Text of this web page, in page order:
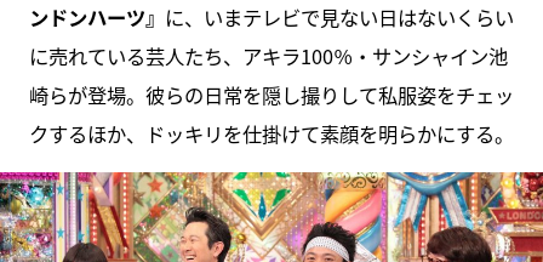
ンドンハーツ』 に、いまテレビで見ない日はないくらい
に売れている芸人たち、アキラ100％・サンシャイン池
崎らが登場。彼らの日常を隠し撮りして私服姿をチェッ
クするほか、ドッキリを仕掛けて素顔を明らかにする。